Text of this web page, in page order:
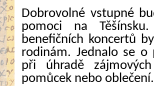
Dobrovolné vstupné
pomoci na
benefičních koncertů
rodinám. Jednalo se
při úhradě
pomůcek nebo oblečení.